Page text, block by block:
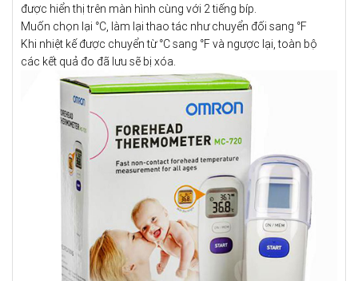
được hiển thị trên màn hình cùng với 2 tiếng bíp.
Muốn chọn lại °C, làm lại thao tác như chuyển đối sang °F
Khi nhiệt kế được chuyển từ °C sang °F và ngược lại, toàn bộ
các kết quả đo đã lưu sẽ bị xóa.